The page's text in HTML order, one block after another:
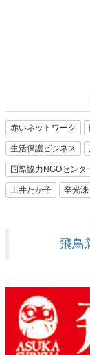
赤いネットワーク
生活保護ビジネス
国際協力NGOセンタ
土井たか子 辛光洙
飛鳥